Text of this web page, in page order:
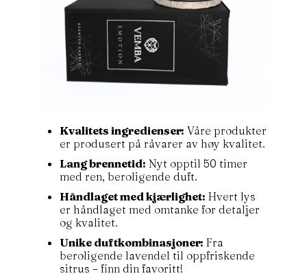
Kvalitets ingredienser: Våre produkter
er produsert på råvarer av høy kvalitet.
Lang brennetid: Nyt opptil 50 timer
med ren, beroligende duft.
Håndlaget med kjærlighet: Hvert lys
er håndlaget med omtanke for detaljer
og kvalitet.
Unike duftkombinasjoner: Fra
beroligende lavendel til oppfriskende
sitrus – finn din favoritt!